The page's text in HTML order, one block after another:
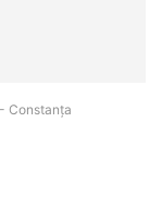
Constanţa